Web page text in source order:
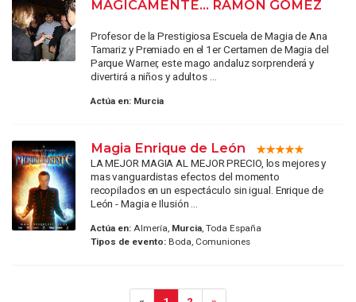
MAGICAMENTE... RAMÓN GÓMEZ
Profesor de la Prestigiosa Escuela de Magia de Ana
Tamariz y Premiado en el 1er Certamen de Magia del
Parque Warner, este mago andaluz sorprenderá y
divertirá a niños y adultos ...
Actúa en: Murcia
Magia Enrique de León
LA MEJOR MAGIA AL MEJOR PRECIO, los mejores y
mas vanguardistas efectos del momento
recopilados en un espectáculo sin igual. Enrique de
León - Magia e Ilusión ...
Actúa en:Almería, Murcia, Toda España
Tipos de evento:Boda, Comuniones